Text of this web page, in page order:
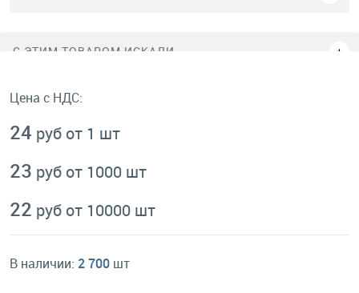
C ЭТИМ ТОВАРОМ ИСКАЛИ
Цена с НДС:
24 руб от 1 шт
23 руб от 1000 шт
22 руб от 10000 шт
В наличии: 2 700 шт